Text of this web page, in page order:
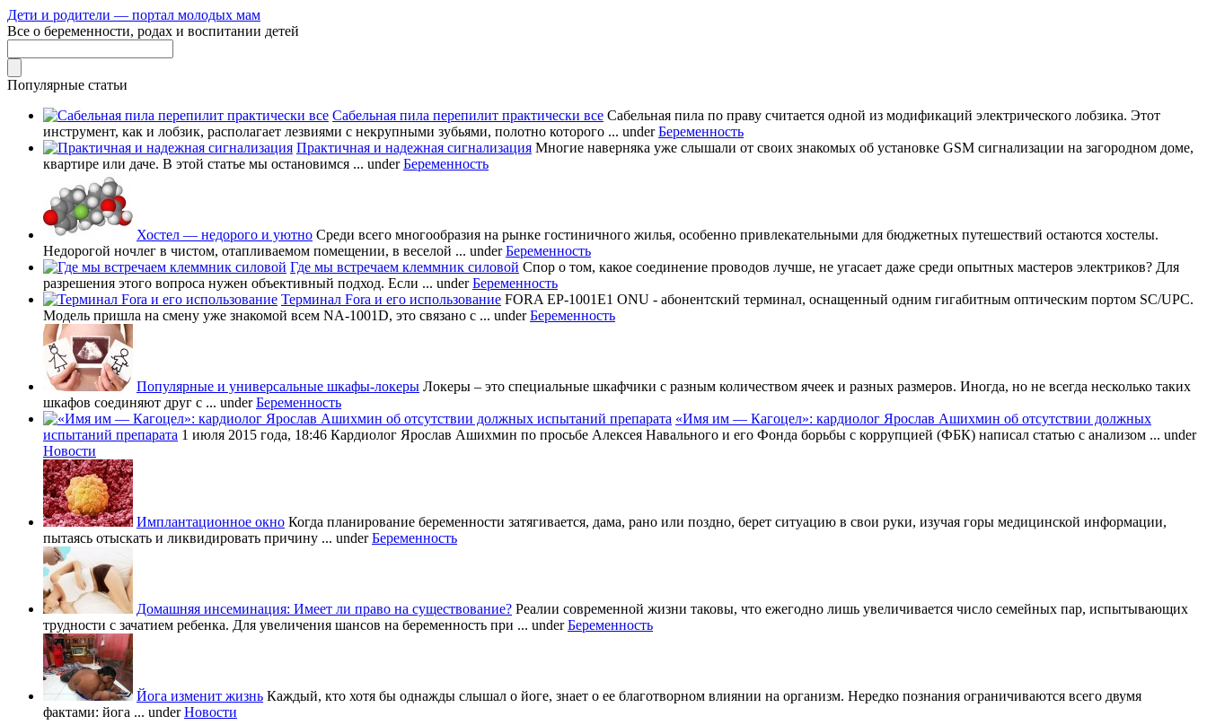
Дети и родители — портал молодых мам
Все о беременности, родах и воспитании детей
Популярные статьи
Сабельная пила перепилит практически все Сабельная пила по праву считается одной из модификаций электрического лобзика. Этот
инструмент, как и лобзик, располагает лезвиями с некрупными зубьями, полотно которого ... underБеременность
Практичная и надежная сигнализация Многие наверняка уже слышали от своих знакомых об установке GSM сигнализации на загородном доме,
квартире или даче. В этой статье мы остановимся ... underБеременность
Хостел — недорого и уютно Среди всего многообразия на рынке гостиничного жилья, особенно привлекательными для бюджетных путешествий остаются хостелы.
Недорогой ночлег в чистом, отапливаемом помещении, в веселой ... underБеременность
Где мы встречаем клеммник силовой Спор о том, какое соединение проводов лучше, не угасает даже среди опытных мастеров электриков? Для
разрешения этого вопроса нужен объективный подход. Если ... underБеременность
Терминал Fora и его использование FORA EP-1001E1 ONU - абонентский терминал, оснащенный одним гигабитным оптическим портом SC/UPC.
Модель пришла на смену уже знакомой всем NA-1001D, это связано с ... underБеременность
Популярные и универсальные шкафы-локеры Локеры – это специальные шкафчики с разным количеством ячеек и разных размеров. Иногда, но не всегда несколько таких
шкафов соединяют друг с ... underБеременность
«Имя им — Кагоцел»: кардиолог Ярослав Ашихмин об отсутствии должных
испытаний препарата 1 июля 2015 года, 18:46 Кардиолог Ярослав Ашихмин по просьбе Алексея Навального и его Фонда борьбы с коррупцией (ФБК) написал статью с анализом ... under
Новости
Имплантационное окно Когда планирование беременности затягивается, дама, рано или поздно, берет ситуацию в свои руки, изучая горы медицинской информации,
пытаясь отыскать и ликвидировать причину ... underБеременность
Домашняя инсеминация: Имеет ли право на существование? Реалии современной жизни таковы, что ежегодно лишь увеличивается число семейных пар, испытывающих
трудности с зачатием ребенка. Для увеличения шансов на беременность при ... underБеременность
Йога изменит жизнь Каждый, кто хотя бы однажды слышал о йоге, знает о ее благотворном влиянии на организм. Нередко познания ограничиваются всего двумя
фактами: йога ... underНовости